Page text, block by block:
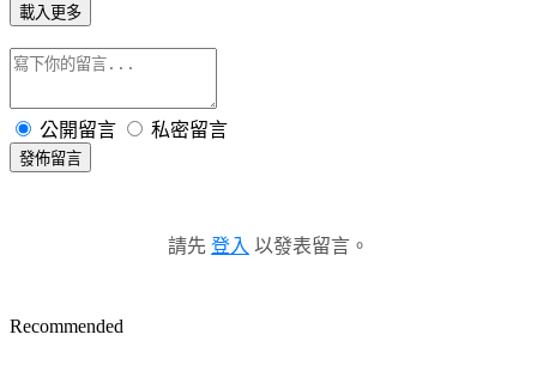
載入更多
公開留言 私密留言
發佈留言
請先 登入 以發表留言。
Recommended